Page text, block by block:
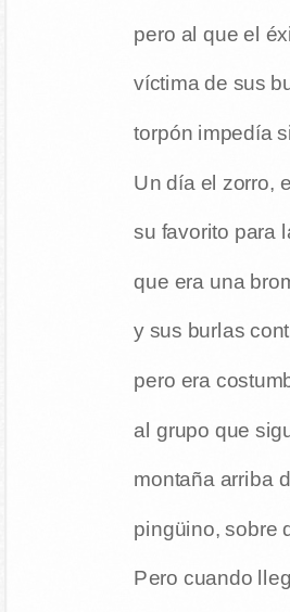
pero al que el
víctima de sus
torpón impedía
Un día el zorro,
su favorito para
que era una
y sus burlas
pero era
al grupo que
montaña arriba
pingüino, sobre
Pero cuando